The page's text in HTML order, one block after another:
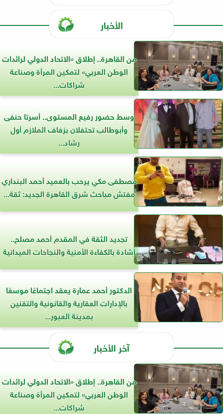
الأخبار
من القاهرة.. إطلاق «الاتحاد الدولي لرائدات
الوطن العربي» لتمكين المرأة وصناعة
شراكات...
وسط حضور رفيع المستوى.. أسرتا حنفى
وأبوطالب تحتفلان بزفاف الملازم أول
رشاد...
مصطفى مكي يرحب بالعميد أحمد البنداري
مفتش مباحث شرق القاهرة الجديد: ثقة...
تجديد الثقة في المقدم أحمد مصلح..
إشادة بالكفاءة الأمنية والنجاحات الميدانية
الدكتور أحمد عمارة يعقد اجتماعًا موسعًا
بالإدارات العقارية والقانونية والتقنين
بمدينة العبور...
آخر الأخبار
من القاهرة.. إطلاق «الاتحاد الدولي لرائدات
الوطن العربي» لتمكين المرأة وصناعة
شراكات...